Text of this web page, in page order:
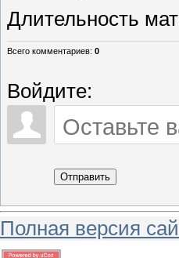
Длительность
Всего комментариев: 0
Войдите:
Отправить
Полная версия